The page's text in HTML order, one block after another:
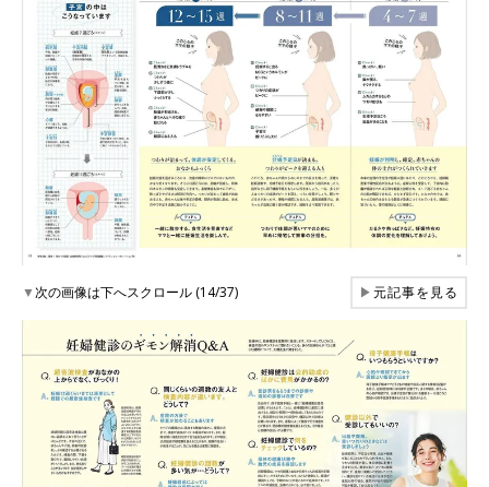
▼次の画像は下へスクロール (14/37) ▶元記事を見る